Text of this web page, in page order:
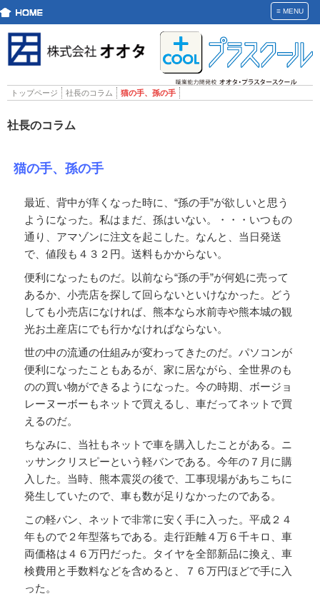
≡MENU
トップページ 社長のコラム 猫の手、孫の手
社長のコラム
猫の手、孫の手
最近、背中が痒くなった時に、“孫の手”が欲しいと思う
ようになった。私はまだ、孫はいない。・・・いつもの
通り、アマゾンに注文を起こした。なんと、当日発送
で、値段も４３２円。送料もかからない。
便利になったものだ。以前なら“孫の手”が何処に売って
あるか、小売店を探して回らないといけなかった。どう
しても小売店になければ、熊本なら水前寺や熊本城の観
光お土産店にでも行かなければならない。
世の中の流通の仕組みが変わってきたのだ。パソコンが
便利になったこともあるが、家に居ながら、全世界のも
のの買い物ができるようになった。今の時期、ボージョ
レーヌーボーもネットで買えるし、車だってネットで買
えるのだ。
ちなみに、当社もネットで車を購入したことがある。ニ
ッサンクリスピーという軽バンである。今年の７月に購
入した。当時、熊本震災の後で、工事現場があちこちに
発生していたので、車も数が足りなかったのである。
この軽バン、ネットで非常に安く手に入った。平成２４
年もので２年型落ちである。走行距離４万６千キロ、車
両価格は４６万円だった。タイヤを全部新品に換え、車
検費用と手数料などを含めると、７６万円ほどで手に入
った。